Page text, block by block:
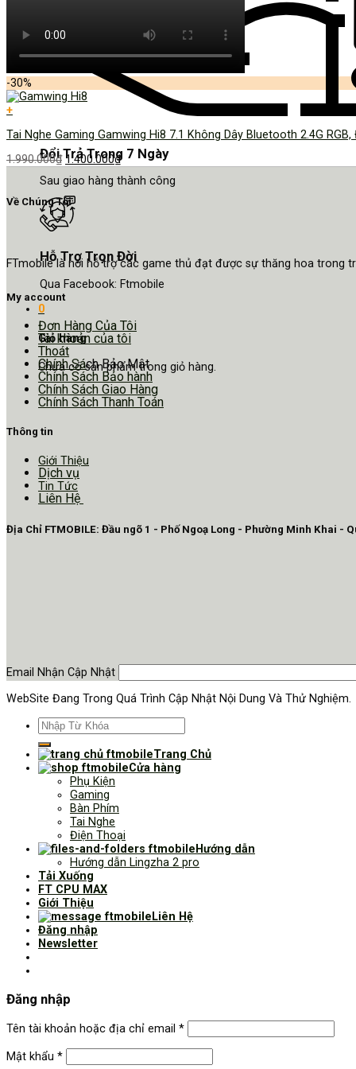
Đổi Trả Trong 7 Ngày
Sau giao hàng thành công
Hỗ Trợ Trọn Đời
Qua Facebook: Ftmobile
0
Giỏ hàng
Chưa có sản phẩm trong giỏ hàng.
-30%
+
Tai Nghe Gaming Gamwing Hi8 7.1 Không Dây Bluetooth 2.4G
1.990.000₫ 1.400.000₫
Về Chúng Tôi
FTmobile là nơi hỗ trợ các game thủ đạt được sự thăng hoa trong
My account
Đơn Hàng Của Tôi
Tài khoản của tôi
Thoát
Chính Sách Bảo Mật
Chính Sách Bảo hành
Chính Sách Giao Hàng
Chính Sách Thanh Toán
Thông tin
Giới Thiệu
Dịch vụ
Tin Tức
Liên Hệ
Địa Chỉ FTMOBILE: Đầu ngõ 1 - Phố Ngoạ Long - Phường Minh Khai -
Email Nhận Cập Nhật
WebSite Đang Trong Quá Trình Cập Nhật Nội Dung Và Thử Nghiệm.
Tìm
kiếm:
Trang Chủ
Cửa hàng
Phụ Kiện
Gaming
Bàn Phím
Tai Nghe
Điện Thoại
Hướng dẫn
Hướng dẫn Lingzha 2 pro
Tải Xuống
FT CPU MAX
Giới Thiệu
Liên Hệ
Đăng nhập
Newsletter
Đăng nhập
Tên tài khoản hoặc địa chỉ email *
Mật khẩu *